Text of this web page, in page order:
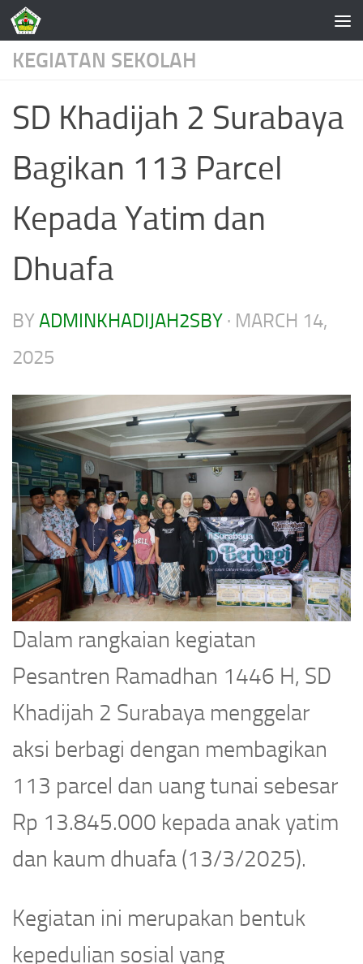
Skip to content
KEGIATAN SEKOLAH
SD Khadijah 2 Surabaya
Bagikan 113 Parcel
Kepada Yatim dan
Dhuafa
BYADMINKHADIJAH2SBY · MARCH 14,
2025
Dalam rangkaian kegiatan
Pesantren Ramadhan 1446 H, SD
Khadijah 2 Surabaya menggelar
aksi berbagi dengan membagikan
113 parcel dan uang tunai sebesar
Rp 13.845.000 kepada anak yatim
dan kaum dhuafa (13/3/2025).
Kegiatan ini merupakan bentuk
kepedulian sosial yang